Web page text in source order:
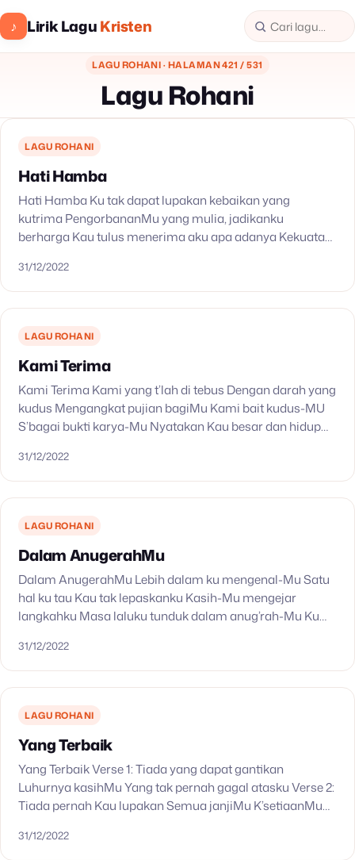
♪ Lirik LaguKristen
LAGU ROHANI · HALAMAN 421 / 531
Lagu Rohani
LAGU ROHANI
Hati Hamba
Hati Hamba Ku tak dapat lupakan kebaikan yang
kutrima PengorbananMu yang mulia, jadikanku
berharga Kau tulus menerima aku apa adanya Kekuatan
yang melihat rupa Kau…
31/12/2022
LAGU ROHANI
Kami Terima
Kami Terima Kami yang t’lah di tebus Dengan darah yang
kudus Mengangkat pujian bagiMu Kami bait kudus-MU
S’bagai bukti karya-Mu Nyatakan Kau besar dan hidup
Kami…
31/12/2022
LAGU ROHANI
Dalam AnugerahMu
Dalam AnugerahMu Lebih dalam ku mengenal-Mu Satu
hal ku tau Kau tak lepaskanku Kasih-Mu mengejar
langkahku Masa laluku tunduk dalam anug’rah-Mu Ku
Kutinggalkan semua kehidupan yang lama…
31/12/2022
LAGU ROHANI
Yang Terbaik
Yang Terbaik Verse 1: Tiada yang dapat gantikan
Luhurnya kasihMu Yang tak pernah gagal atasku Verse 2:
Tiada pernah Kau lupakan Semua janjiMu K’setiaanMu
31/12/2022